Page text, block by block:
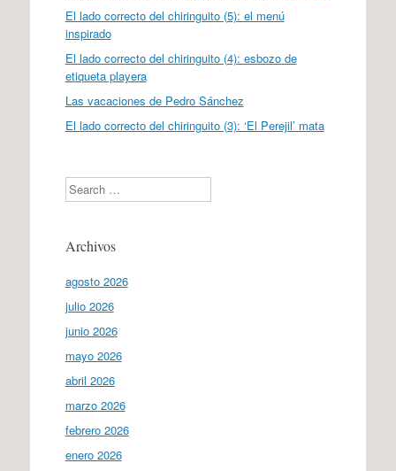
El lado correcto del chiringuito (5): el menú
inspirado
El lado correcto del chiringuito (4): esbozo de
etiqueta playera
Las vacaciones de Pedro Sánchez
El lado correcto del chiringuito (3): ‘El Perejil’ mata
Search
Archivos
agosto 2026
julio 2026
junio 2026
mayo 2026
abril 2026
marzo 2026
febrero 2026
enero 2026